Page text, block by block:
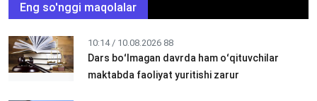
Eng so'nggi maqolalar
10:14 / 10.08.2026 88
Dars boʻlmagan davrda ham oʻqituvchilar
maktabda faoliyat yuritishi zarur